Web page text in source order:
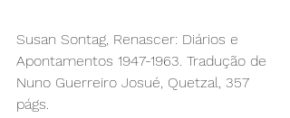
Susan Sontag, Renascer: Diários e
Apontamentos 1947-1963. Tradução de
Nuno Guerreiro Josué, Quetzal, 357
págs.